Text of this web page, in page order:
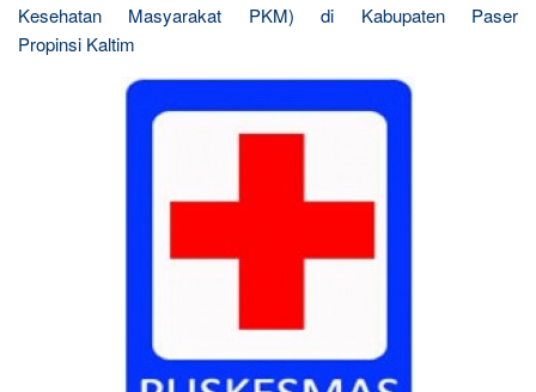
Kesehatan Masyarakat PKM) di Kabupaten Paser
Propinsi Kaltim